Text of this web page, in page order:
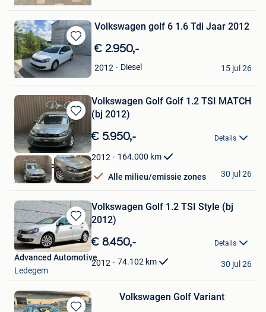
Bewaren
in
Mijn
Favorieten
Volkswagen golf 6 1.6 Tdi Jaar 2012
€ 2.950,-
2012 Diesel
David
Jambes
15 jul 26
Bewaren
in
Mijn
Favorieten
Volkswagen Golf Golf 1.2 TSI MATCH
(bj 2012)
€ 5.950,- Details
2012 164.000 km
Alle milieu/emissie zones
DGN CORPORATE
Ans
30 jul 26
Bewaren
in
Mijn
Favorieten
Volkswagen Golf 1.2 TSI Style (bj
2012)
€ 8.450,- Details
2012 74.102 km
Advanced Automotive
Ledegem
30 jul 26
Volkswagen Golf Variant